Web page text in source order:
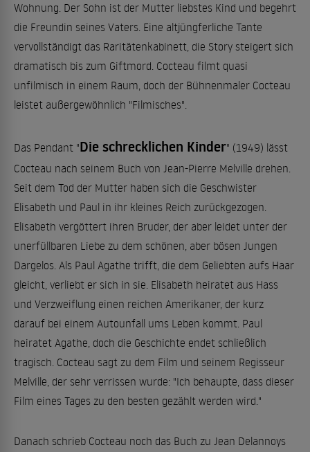
Wohnung. Der Sohn ist der Mutter liebstes Kind und begehrt
die Freundin seines Vaters. Eine altjüngferliche Tante
vervollständigt das Raritätenkabinett, die Story steigert sich
dramatisch bis zum Giftmord. Cocteau filmt quasi
unfilmisch in einem Raum, doch der Bühnenmaler Cocteau
leistet außergewöhnlich "Filmisches".
Das Pendant "Die schrecklichen Kinder" (1949) lässt
Cocteau nach seinem Buch von Jean-Pierre Melville drehen.
Seit dem Tod der Mutter haben sich die Geschwister
Elisabeth und Paul in ihr kleines Reich zurückgezogen.
Elisabeth vergöttert ihren Bruder, der aber leidet unter der
unerfüllbaren Liebe zu dem schönen, aber bösen Jungen
Dargelos. Als Paul Agathe trifft, die dem Geliebten aufs Haar
gleicht, verliebt er sich in sie. Elisabeth heiratet aus Hass
und Verzweiflung einen reichen Amerikaner, der kurz
darauf bei einem Autounfall ums Leben kommt. Paul
heiratet Agathe, doch die Geschichte endet schließlich
tragisch. Cocteau sagt zu dem Film und seinem Regisseur
Melville, der sehr verrissen wurde: "Ich behaupte, dass dieser
Film eines Tages zu den besten gezählt werden wird."
Danach schrieb Cocteau noch das Buch zu Jean Delannoys